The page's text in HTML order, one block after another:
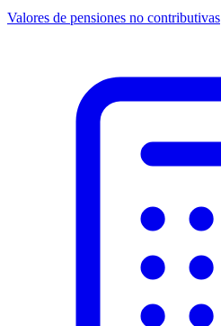
Valores de pensiones no contributivas